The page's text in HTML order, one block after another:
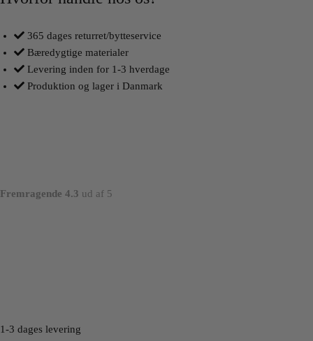
365 dages returret/bytteservice
Bæredygtige materialer
Levering inden for 1-3 hverdage
Produktion og lager i Danmark
Fremragende 4.3 ud af 5
1-3 dages levering